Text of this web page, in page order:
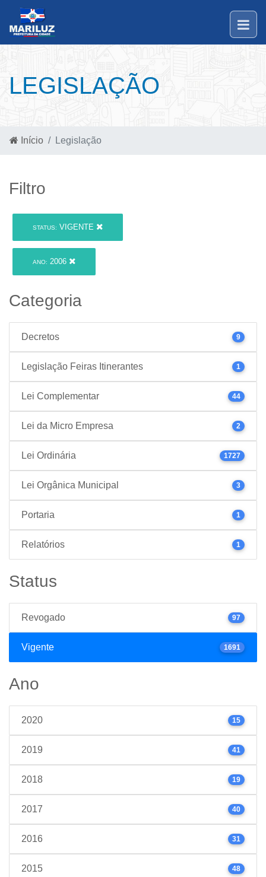
LEGISLAÇÃO
Início Legislação
Filtro
STATUS: VIGENTE
ANO: 2006
Categoria
Decretos 9
Legislação Feiras Itinerantes 1
Lei Complementar 44
Lei da Micro Empresa 2
Lei Ordinária 1727
Lei Orgânica Municipal 3
Portaria 1
Relatórios 1
Status
Revogado 97
Vigente 1691
Ano
2020 15
2019 41
2018 19
2017 40
2016 31
2015 48